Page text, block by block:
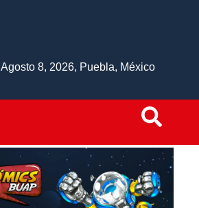
Agosto 8, 2026, Puebla, México